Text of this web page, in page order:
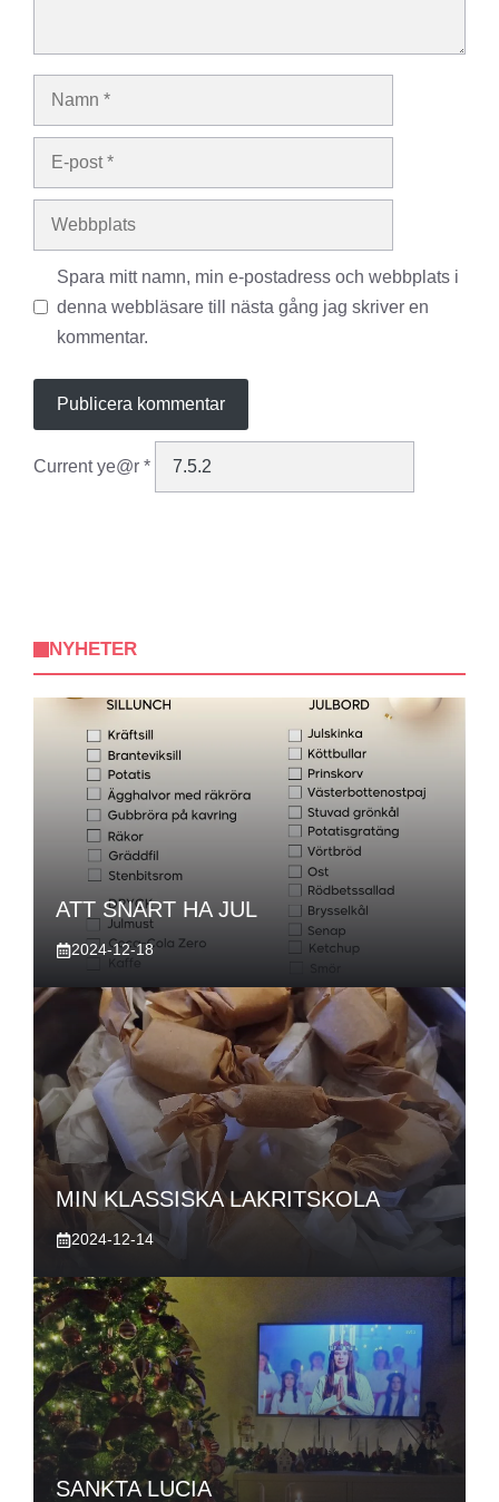
Namn
Webbplats
Spara mitt namn, min e-postadress och webbplats i
denna webbläsare till nästa gång jag skriver en
kommentar.
Current ye@r *
NYHETER
ATT SNART HA JUL
2024-12-18
MIN KLASSISKA LAKRITSKOLA
2024-12-14
SANKTA LUCIA